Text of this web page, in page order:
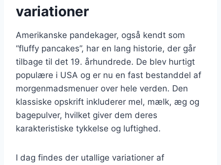
variationer
Amerikanske pandekager, også kendt som
“fluffy pancakes”, har en lang historie, der går
tilbage til det 19. århundrede. De blev hurtigt
populære i USA og er nu en fast bestanddel af
morgenmadsmenuer over hele verden. Den
klassiske opskrift inkluderer mel, mælk, æg og
bagepulver, hvilket giver dem deres
karakteristiske tykkelse og luftighed.
I dag findes der utallige variationer af